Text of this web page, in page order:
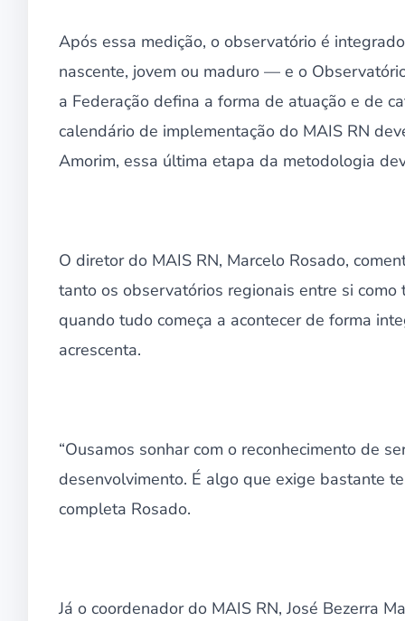
Após essa medição, o observatório é
nascente, jovem ou maduro — e o
a Federação defina a forma de atuação e de
calendário de implementação do MAIS RN
Amorim, essa última etapa da metodologia
O diretor do MAIS RN, Marcelo Rosado,
tanto os observatórios regionais entre si como
quando tudo começa a acontecer de forma
acrescenta.
“Ousamos sonhar com o reconhecimento de
desenvolvimento. É algo que exige bastante
completa Rosado.
Já o coordenador do MAIS RN, José Bezerra